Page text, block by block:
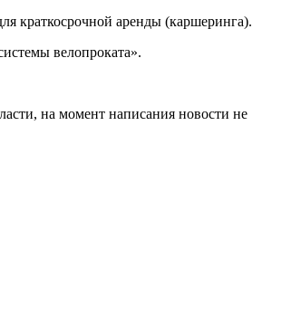
краткосрочной аренды (каршеринга).
велопроката».
на момент написания новости не